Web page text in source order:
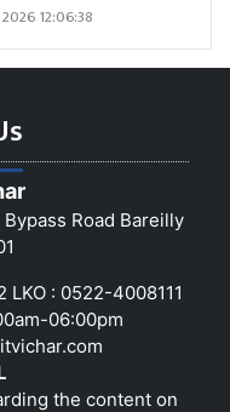
12:06:38
Road Bareilly
: 0522-4008111
06:00pm
the content on